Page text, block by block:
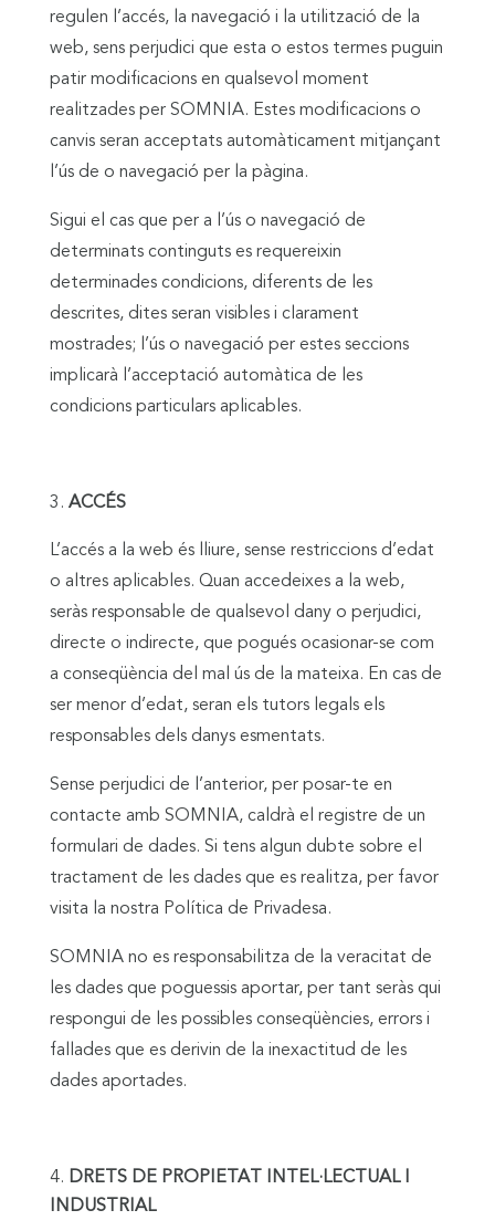
regulen l’accés, la navegació i la utilització de la
web, sens perjudici que esta o estos termes puguin
patir modificacions en qualsevol moment
realitzades per SOMNIA. Estes modificacions o
canvis seran acceptats automàticament mitjançant
l’ús de o navegació per la pàgina.
Sigui el cas que per a l’ús o navegació de
determinats continguts es requereixin
determinades condicions, diferents de les
descrites, dites seran visibles i clarament
mostrades; l’ús o navegació per estes seccions
implicarà l’acceptació automàtica de les
condicions particulars aplicables.
ACCÉS
L’accés a la web és lliure, sense restriccions d’edat
o altres aplicables. Quan accedeixes a la web,
seràs responsable de qualsevol dany o perjudici,
directe o indirecte, que pogués ocasionar-se com
a conseqüència del mal ús de la mateixa. En cas de
ser menor d’edat, seran els tutors legals els
responsables dels danys esmentats.
Sense perjudici de l’anterior, per posar-te en
contacte amb SOMNIA, caldrà el registre de un
formulari de dades. Si tens algun dubte sobre el
tractament de les dades que es realitza, per favor
visita la nostra Política de Privadesa.
SOMNIA no es responsabilitza de la veracitat de
les dades que poguessis aportar, per tant seràs qui
respongui de les possibles conseqüències, errors i
fallades que es derivin de la inexactitud de les
dades aportades.
DRETS DE PROPIETAT INTEL·LECTUAL I
INDUSTRIAL